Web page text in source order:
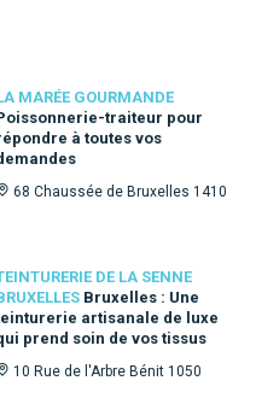
MARÉE GOURMANDE
traiteur pour
à toutes vos
68 Chaussée de Bruxelles 1410
DE LA SENNE
Bruxelles : Une
artisanale de luxe
prend soin de vos tissus
10 Rue de l'Arbre Bénit 1050